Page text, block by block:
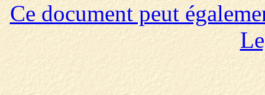
Ce document peut